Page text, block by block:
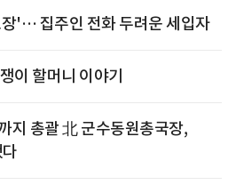
'… 집주인 전화 두려운 세입자
이 할머니 이야기
지 총괄 北 군수동원총국장,